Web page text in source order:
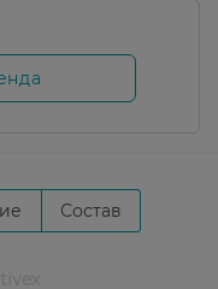
Состав